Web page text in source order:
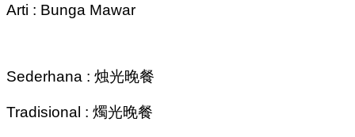
Arti : Bunga Mawar
Sederhana : 烛光晚餐
Tradisional : 燭光晚餐